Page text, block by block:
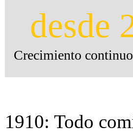
desde
Crecimiento
1910: Todo